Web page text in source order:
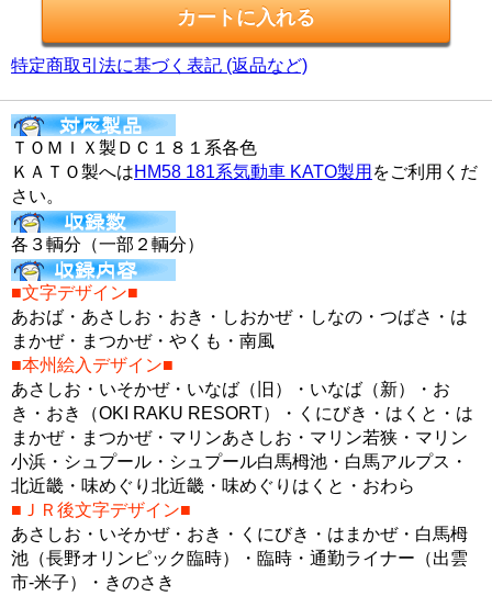
特定商取引法に基づく表記 (返品など)
ＴＯＭＩＸ製ＤＣ１８１系各色
ＫＡＴＯ製へはHM58 181系気動車 KATO製用 をご利用くだ
さい。
各３輌分（一部２輌分）
■文字デザイン■
あおば・あさしお・おき・しおかぜ・しなの・つばさ・は
まかぜ・まつかぜ・やくも・南風
■本州絵入デザイン■
あさしお・いそかぜ・いなば（旧）・いなば（新）・お
き・おき（OKI RAKU RESORT）・くにびき・はくと・は
まかぜ・まつかぜ・マリンあさしお・マリン若狭・マリン
小浜・シュプール・シュプール白馬栂池・白馬アルプス・
北近畿・味めぐり北近畿・味めぐりはくと・おわら
■ＪＲ後文字デザイン■
あさしお・いそかぜ・おき・くにびき・はまかぜ・白馬栂
池（長野オリンピック臨時）・臨時・通勤ライナー（出雲
市-米子）・きのさき